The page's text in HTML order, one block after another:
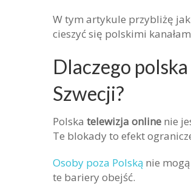
W tym artykule przybliżę
cieszyć się polskimi
Dlaczego
Szwecji?
Polska telewizja online nie
Te blokady to efekt
Osoby poza Polską nie
te bariery obejść.